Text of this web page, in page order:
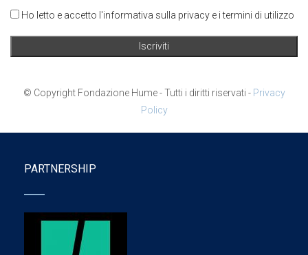
Ho letto e accetto l'informativa sulla privacy e i termini di utilizzo
© Copyright Fondazione Hume - Tutti i diritti riservati - Privacy
Policy
PARTNERSHIP